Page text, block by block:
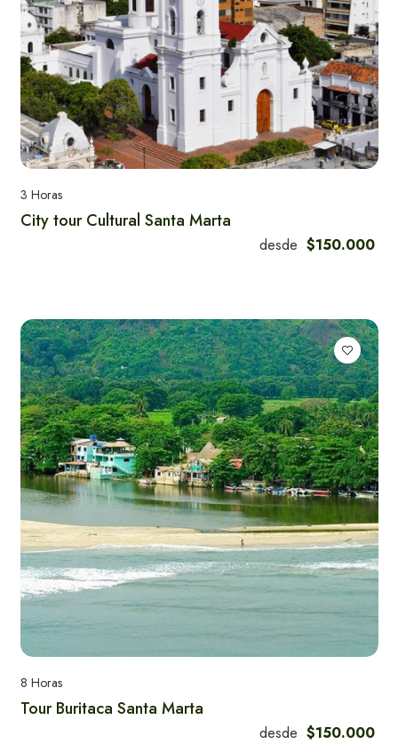
Actividades y tours
en Santa Marta
Apartamentos en
Santa Marta
Hoteles en Santa
Marta
Alquiler de Carros
en Santa Marta
3 Horas
City tour Cultural Santa Marta
desde $150.000
8 Horas
Tour Buritaca Santa Marta
desde $150.000